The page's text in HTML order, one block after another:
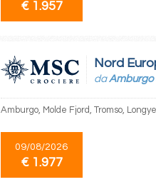
€ 1.957
Nord
daAmburgo
Amburgo, Molde Fjord, Tromso,
09/08/2026
€ 1.977